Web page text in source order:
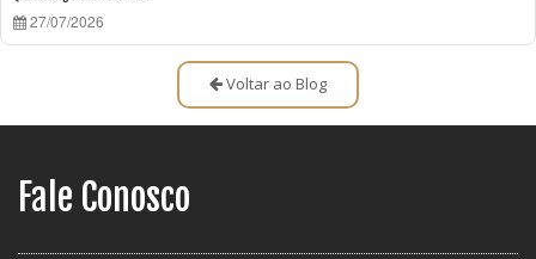
27/07/2026
Voltar ao Blog
Fale Conosco